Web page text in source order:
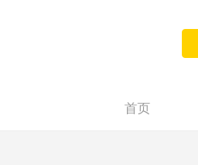
首页